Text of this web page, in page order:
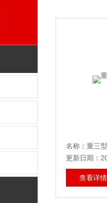
名称：重三
更新日期：
查看详情